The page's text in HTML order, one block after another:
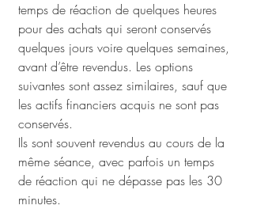
temps de réaction de quelques heures
pour des achats qui seront conservés
quelques jours voire quelques semaines,
avant d’être revendus. Les options
suivantes sont assez similaires, sauf que
les actifs financiers acquis ne sont pas
conservés.
Ils sont souvent revendus au cours de la
même séance, avec parfois un temps
de réaction qui ne dépasse pas les 30
minutes.